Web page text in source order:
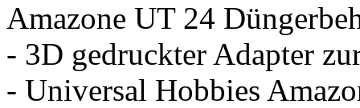
Amazone UT 24
- 3D gedruckter Adapter
- Universal Hobbies